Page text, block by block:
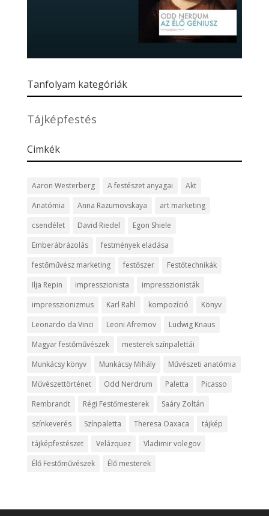
Tanfolyam kategóriák
Tájképfestés
Cimkék
Aaron Westerberg A festészet anyagai
Akt
Anatómia
Anna Razumovskaya
art marketing
csendélet
David Riedel
Egon Shiele
Emberábrázolás
festmények eladása
festőművész marketing
festőszer
Festőtechnikák
Ilja Repin
impresszionista
impresszionisták
impresszionizmus
Karl Rahl kompozíció
Könyv
Leonardo da Vinci
Leoni Afremov
Ludwig Knaus
Magyar festőművészek
mesterek színpalettái
Munkácsy könyv
Munkácsy Mihály
Művészeti anatómia
Művészettörténet
Odd Nerdrum Paletta
Picasso
Rembrandt
Régi Festőmesterek
Saáry Zoltán
színkeverés
Színpaletta Theresa Oaxaca
tájkép
tájképfestészet
Velázquez
Vladimir volegov
Élő Festőművészek
Élő mesterek